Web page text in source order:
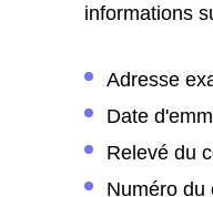
informations
Adresse
Date
Relevé du
Numéro du